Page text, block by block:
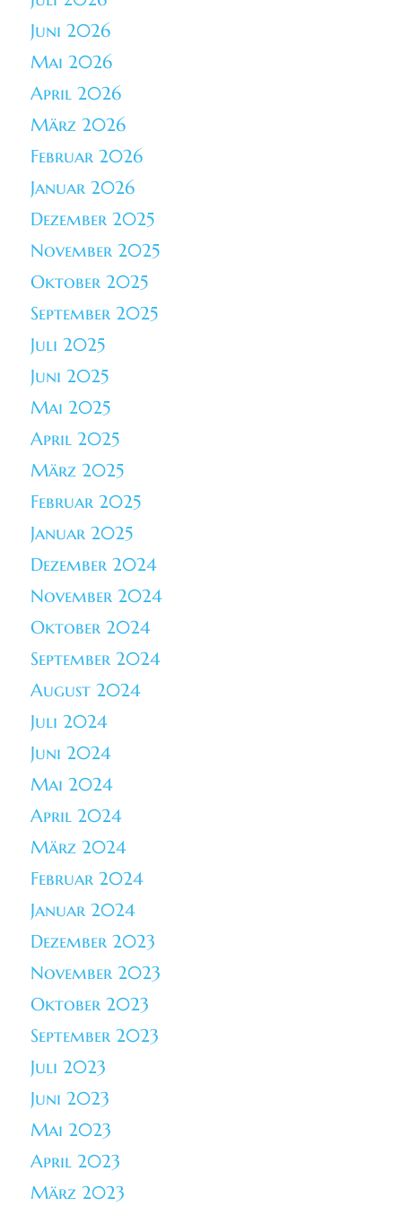
Juni 2026
Mai 2026
April 2026
März 2026
Februar 2026
Januar 2026
Dezember 2025
November 2025
Oktober 2025
September 2025
Juli 2025
Juni 2025
Mai 2025
April 2025
März 2025
Februar 2025
Januar 2025
Dezember 2024
November 2024
Oktober 2024
September 2024
August 2024
Juli 2024
Juni 2024
Mai 2024
April 2024
März 2024
Februar 2024
Januar 2024
Dezember 2023
November 2023
Oktober 2023
September 2023
Juli 2023
Juni 2023
Mai 2023
April 2023
März 2023